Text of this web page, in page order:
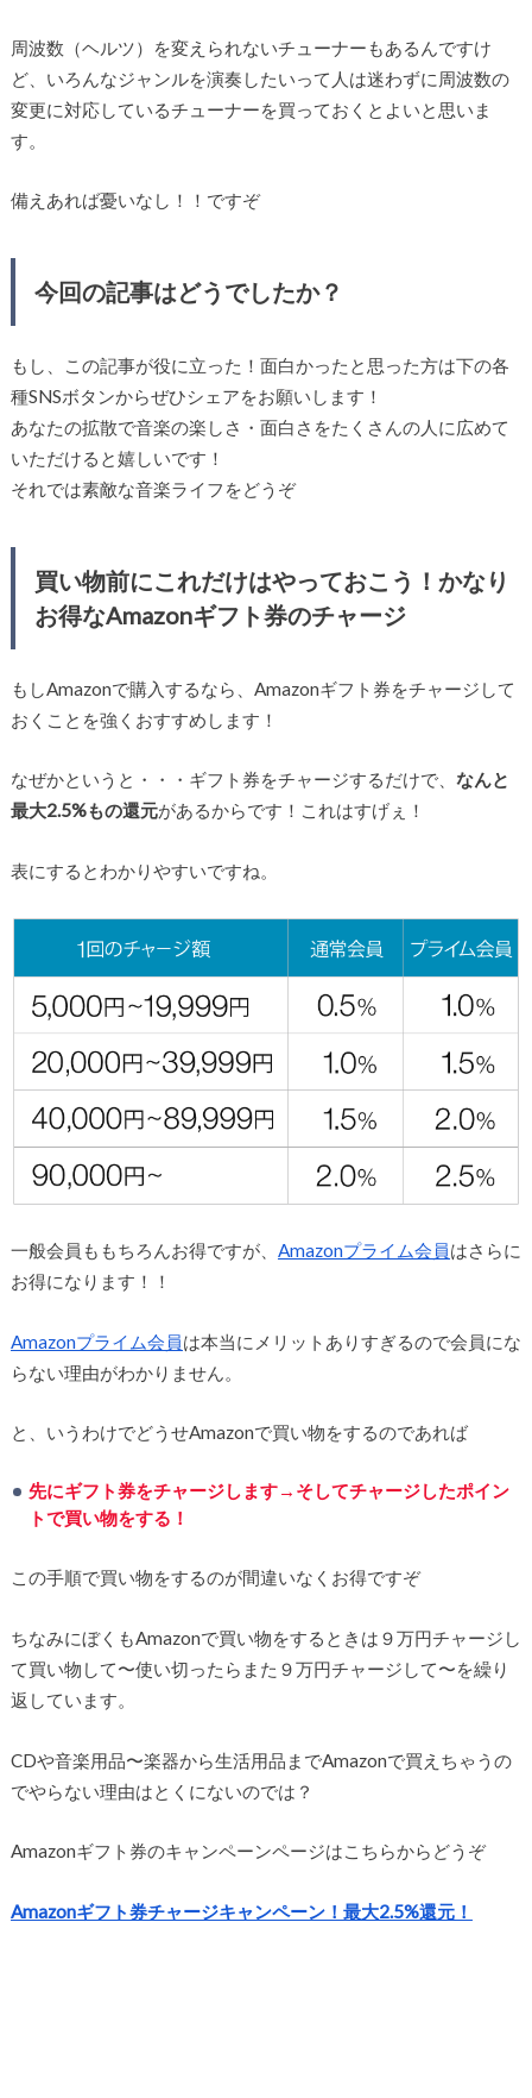
周波数（ヘルツ）を変えられないチューナーもあるんですけ
ど、いろんなジャンルを演奏したいって人は迷わずに周波数の
変更に対応しているチューナーを買っておくとよいと思いま
す。
備えあれば憂いなし！！ですぞ
今回の記事はどうでしたか？
もし、この記事が役に立った！面白かったと思った方は下の各
種SNSボタンからぜひシェアをお願いします！
あなたの拡散で音楽の楽しさ・面白さをたくさんの人に広めて
いただけると嬉しいです！
それでは素敵な音楽ライフをどうぞ
買い物前にこれだけはやっておこう！かなり
お得なAmazonギフト券のチャージ
もしAmazonで購入するなら、Amazonギフト券をチャージして
おくことを強くおすすめします！
なぜかというと・・・ギフト券をチャージするだけで、 なんと
最大2.5%もの還元があるからです！これはすげぇ！
表にするとわかりやすいですね。
一般会員ももちろんお得ですが、 Amazonプライム会員はさらに
お得になります！！
Amazonプライム会員は本当にメリットありすぎるので会員にな
らない理由がわかりません。
と、いうわけでどうせAmazonで買い物をするのであれば
先にギフト券をチャージします→そしてチャージしたポイン
トで買い物をする！
この手順で買い物をするのが間違いなくお得ですぞ
ちなみにぼくもAmazonで買い物をするときは９万円チャージし
て買い物して〜使い切ったらまた９万円チャージして〜を繰り
返しています。
CDや音楽用品〜楽器から生活用品までAmazonで買えちゃうの
でやらない理由はとくにないのでは？
Amazonギフト券のキャンペーンページはこちらからどうぞ
Amazonギフト券チャージキャンペーン！最大2.5%還元！